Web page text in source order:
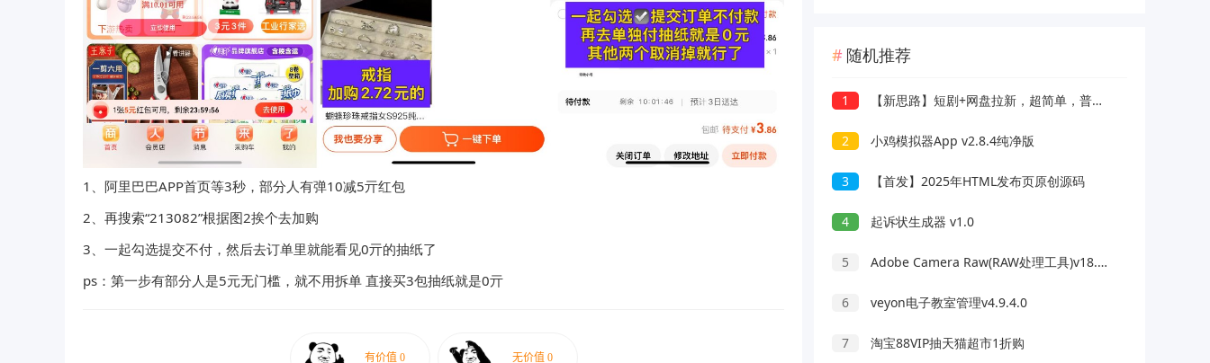
1、阿里巴巴APP首页等3秒，部分人有弹10减5亓红包
2、再搜索“213082”根据图2挨个去加购
3、一起勾选提交不付，然后去订单里就能看见0亓的抽纸了
ps：第一步有部分人是5元无门槛，就不用拆单 直接买3包抽纸就是0亓
随机推荐
1 【新思路】短剧+网盘拉新，超简单，普通人每月躺赚1w+的小副业
2 小鸡模拟器App v2.8.4纯净版
3 【首发】2025年HTML发布页原创源码
4 起诉状生成器 v1.0
5 Adobe Camera Raw(RAW处理工具)v18.0.0中文版
6 veyon电子教室管理v4.9.4.0
7 淘宝88VIP抽天猫超市1折购